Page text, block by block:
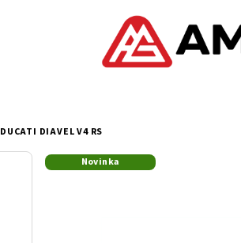
DUCATI DIAVEL V4 RS
Novinka